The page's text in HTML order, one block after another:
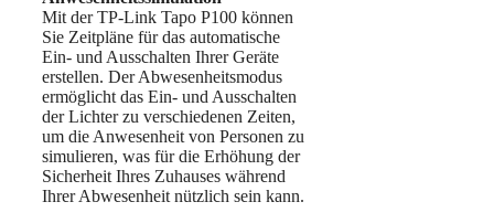
Mit der TP-Link Tapo P100 können
Sie Zeitpläne für das automatische
Ein- und Ausschalten Ihrer Geräte
erstellen. Der Abwesenheitsmodus
ermöglicht das Ein- und Ausschalten
der Lichter zu verschiedenen Zeiten,
um die Anwesenheit von Personen zu
simulieren, was für die Erhöhung der
Sicherheit Ihres Zuhauses während
Ihrer Abwesenheit nützlich sein kann.